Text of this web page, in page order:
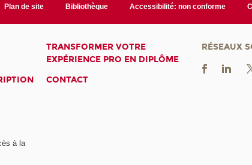
Plan de site Bibliothèque Accessibilité: non conforme
TRANSFORMER VOTRE
EXPÉRIENCE PRO EN DIPLÔME
à la
CONTACT
RÉSEAUX